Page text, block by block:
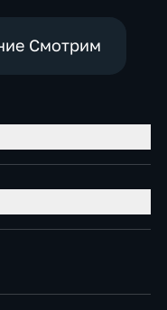
Смотрим